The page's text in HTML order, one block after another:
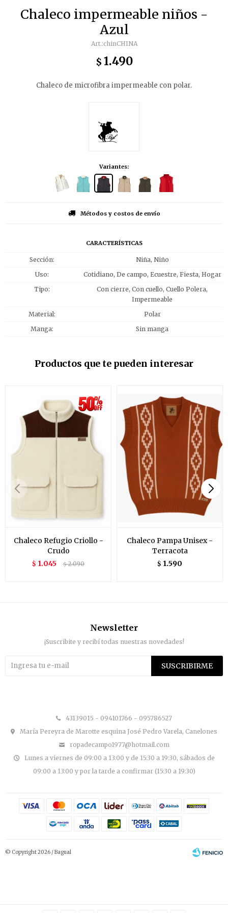
Chaleco impermeable niños -
Azul
chinCHINA
$ 1.490
Chaleco de microfibra impermeable con polar.
Variantes:
Métodos y costos de envío
CARACTERÍSTICAS
Sección
Niña, Niño
Uso
Cotidiano, De campo, Ecuestre, Fiesta, Hogar
Tipo
Con cierre, Con cuello, Cuello Polera,
Impermeable
Material
Polar
Manga
Sin manga
Productos que te pueden interesar
Chaleco Refugio Criollo -
Crudo
$ 1.045 $2.090
Chaleco Pampa Unisex -
Terracota
$ 1.590
43139015 - 094101766 - 095786527
María Pereyra de Marotte esquina José Pedro Varela, Canelones
ropadecampo1977@hotmail.com
Lunes a viernes de 09:00 a 13:00 y de 15:30 a 19:30, sábados de
09:00 a 13:00 y por la tarde a confirmar (15:30 a 19:30)
Newsletter
¡Suscribite y recibí todas nuestras novedades!
SUSCRIBIRME
© Copyright 2026 / Bagual